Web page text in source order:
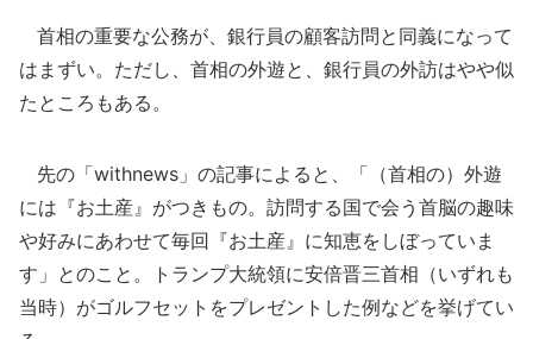
首相の重要な公務が、銀行員の顧客訪問と同義になって
はまずい。ただし、首相の外遊と、銀行員の外訪はやや似
たところもある。
先の「withnews」の記事によると、「（首相の）外遊
には『お土産』がつきもの。訪問する国で会う首脳の趣味
や好みにあわせて毎回『お土産』に知恵をしぼっていま
す」とのこと。トランプ大統領に安倍晋三首相（いずれも
当時）がゴルフセットをプレゼントした例などを挙げてい